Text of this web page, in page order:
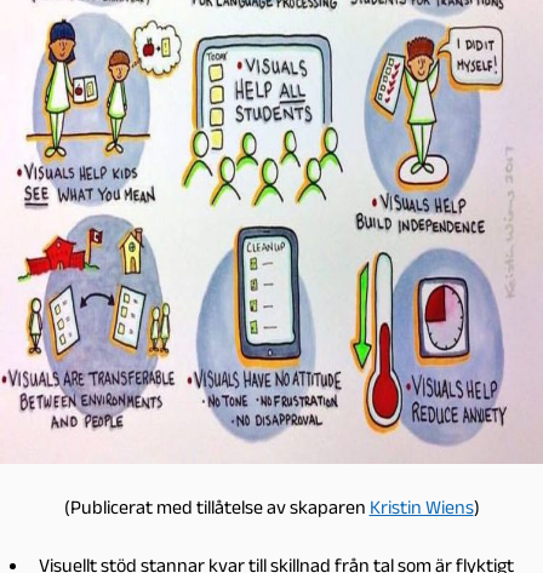
(Publicerat med tillåtelse av skaparen Kristin Wiens)
Visuellt stöd stannar kvar till skillnad från tal som är flyktigt